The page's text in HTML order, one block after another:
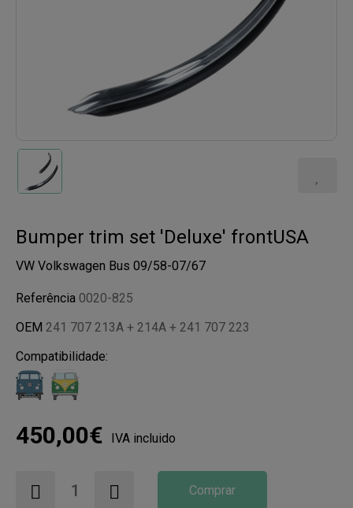
Bumper trim set 'Deluxe' frontUSA
VW Volkswagen Bus 09/58-07/67
Referência 0020-825
OEM 241 707 213A + 214A + 241 707 223
Compatibilidade:
450,00€ IVA incluido
Comprar